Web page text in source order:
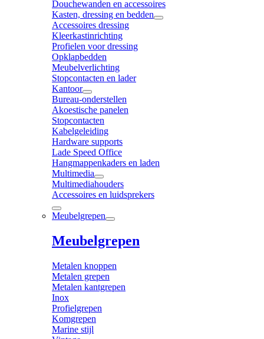
Douchewanden en accessoires
Kasten, dressing en bedden
Accessoires dressing
Kleerkastinrichting
Profielen voor dressing
Opklapbedden
Meubelverlichting
Stopcontacten en lader
Kantoor
Bureau-onderstellen
Akoestische panelen
Stopcontacten
Kabelgeleiding
Hardware supports
Lade Speed Office
Hangmappenkaders en laden
Multimedia
Multimediahouders
Accessoires en luidsprekers
Meubelgrepen
Meubelgrepen
Metalen knoppen
Metalen grepen
Metalen kantgrepen
Inox
Profielgrepen
Komgrepen
Marine stijl